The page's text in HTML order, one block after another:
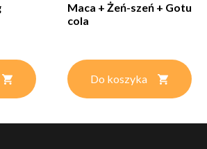
Maca + Żeń-szeń + Gotu
cola
Do koszyka